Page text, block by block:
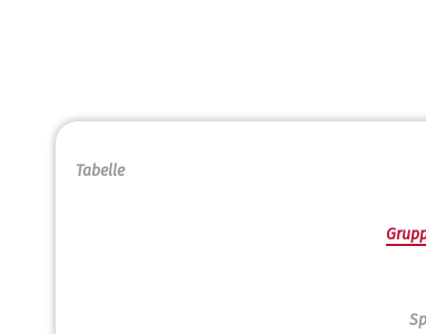
Tabelle